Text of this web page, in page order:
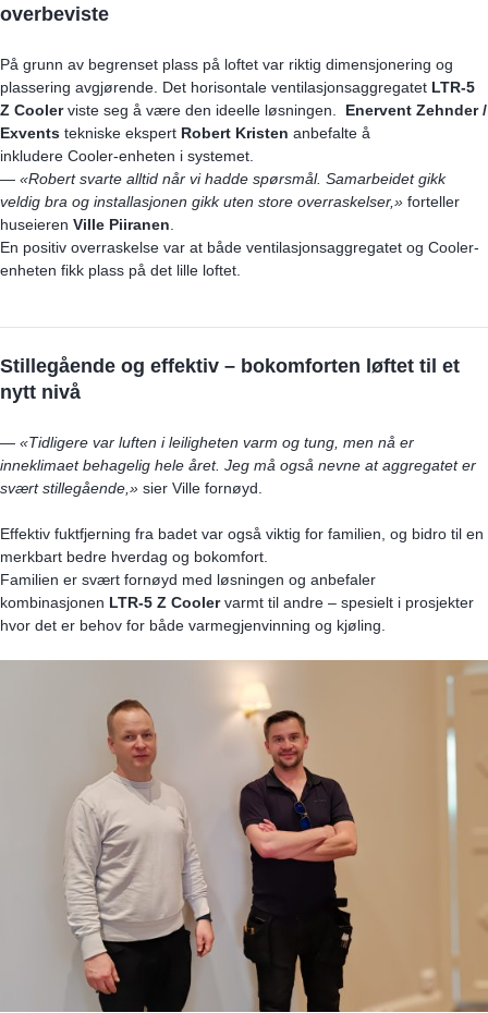
overbeviste
På grunn av begrenset plass på loftet var riktig dimensjonering og
plassering avgjørende. Det horisontale ventilasjonsaggregatet LTR-5
Z Coolerviste seg å være den ideelle løsningen. Enervent Zehnder /
Exvents tekniske ekspert Robert Kristen anbefalte å
inkludere Cooler-enheten i systemet.
— «Robert svarte alltid når vi hadde spørsmål. Samarbeidet gikk
veldig bra og installasjonen gikk uten store overraskelser,» forteller
huseieren Ville Piiranen
En positiv overraskelse var at både ventilasjonsaggregatet og Cooler-
enheten fikk plass på det lille loftet.
Stillegående og effektiv – bokomforten løftet til et
nytt nivå
— «Tidligere var luften i leiligheten varm og tung, men nå er
inneklimaet behagelig hele året. Jeg må også nevne at aggregatet er
svært stillegående,» sier Ville fornøyd.
Effektiv fuktfjerning fra badet var også viktig for familien, og bidro til en
merkbart bedre hverdag og bokomfort.
Familien er svært fornøyd med løsningen og anbefaler
kombinasjonen LTR-5 Z Coolervarmt til andre – spesielt i prosjekter
hvor det er behov for både varmegjenvinning og kjøling.